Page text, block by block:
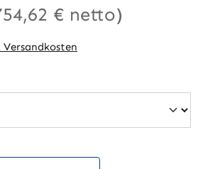
€ netto)